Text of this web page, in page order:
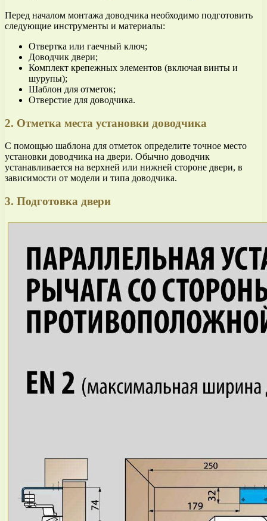
Перед началом монтажа доводчика необходимо подготовить
следующие инструменты и материалы:
Отвертка или гаечный ключ;
Доводчик двери;
Комплект крепежных элементов (включая винты и
шурупы);
Шаблон для отметок;
Отверстие для доводчика.
2. Отметка места установки доводчика
С помощью шаблона для отметок определите точное место
установки доводчика на двери. Обычно доводчик
устанавливается на верхней или нижней стороне двери, в
зависимости от модели и типа доводчика.
3. Подготовка двери